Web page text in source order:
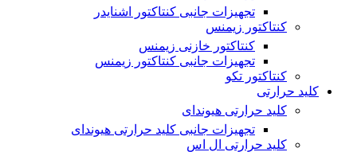
تجهیزات جانبی کنتاکتور اشنایدر
کنتاکتور زیمنس
کنتاکتور خازنی زیمنس
تجهیزات جانبی کنتاکتور زیمنس
کنتاکتور تکو
کلید حرارتی
کلید حرارتی هیوندای
تجهیزات جانبی کلید حرارتی هیوندای
کلید حرارتی ال اس